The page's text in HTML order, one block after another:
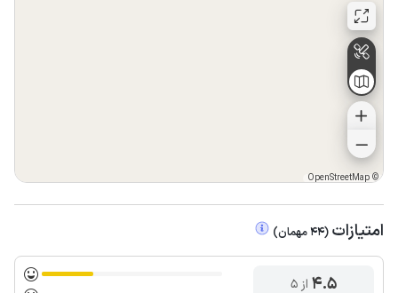
©
OpenStreetMap
امتیازات (
44مهمان)
4.5 از ۵